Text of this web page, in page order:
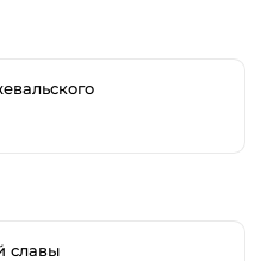
славы